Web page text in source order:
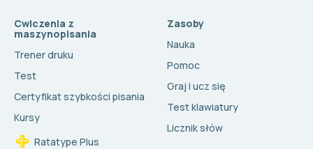
Cwiczenia z
maszynopisania
Trener druku
Test
Certyfikat szybkości pisania
Kursy
Ratatype Plus
Zasoby
Nauka
Pomoc
Graj i ucz się
Test klawiatury
Licznik słów